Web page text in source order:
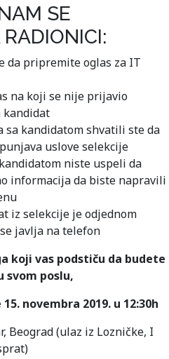
SE
da pripremite oglas za IT
na koji se nije prijavio
kandidat
sa kandidatom shvatili ste da
uslove selekcije
niste uspeli da
informacija da biste napravili
iz selekcije je odjednom
javlja na telefon
koji vas podstiču da budete
svom poslu,
15. novembra 2019. u 12:30h
Beograd (ulaz iz Lozničke, I